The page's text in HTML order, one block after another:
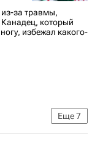
за травмы,
который
избежал какого-
Еще7